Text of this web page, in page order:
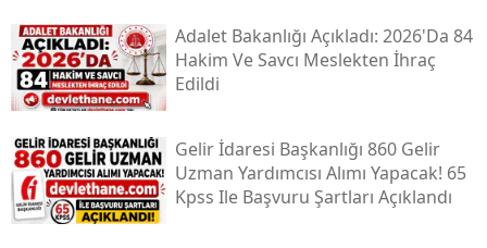
Adalet Bakanlığı Açıkladı: 2026'da 84
Hakim Ve Savcı Meslekten İhraç
Edildi
Gelir İdaresi Başkanlığı 860 Gelir
Uzman Yardımcısı Alımı Yapacak! 65
Kpss Ile Başvuru Şartları Açıklandı